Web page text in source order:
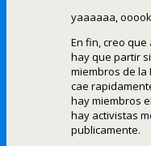
yaaaaaa,
En fin, creo
hay que partir
miembros de la
cae
hay miembros
hay activistas
publicamente.